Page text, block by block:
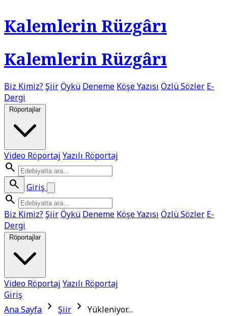
Kalemlerin Rüzgârı
Kalemlerin Rüzgârı
Biz Kimiz? ŞiirÖykü Deneme Köşe Yazısı Özlü Sözler E-
Dergi
Röportajlar
Video Röportaj Yazılı Röportaj
search
search
Giriş
search
Biz Kimiz? ŞiirÖykü Deneme Köşe Yazısı Özlü Sözler E-
Dergi
Röportajlar
Video Röportaj Yazılı Röportaj
Giriş
Ana Sayfa chevron_right Şiir chevron_right Yükleniyor…